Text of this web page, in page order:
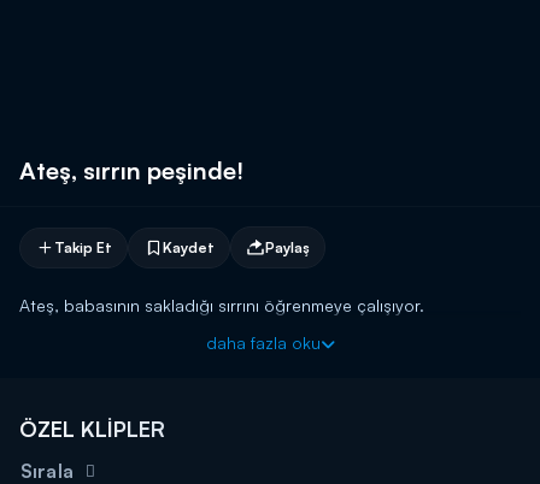
Ateş, sırrın peşinde!
Takip Et Kaydet Paylaş
Ateş, babasının sakladığı sırrını öğrenmeye çalışıyor.
daha fazla oku
ÖZEL KLİPLER
Sırala